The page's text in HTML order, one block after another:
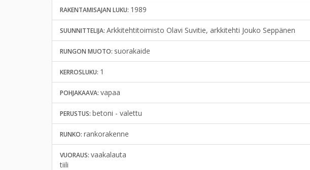
RAKENTAMISAJAN LUKU: 1989
SUUNNITTELIJA: Arkkitehtitoimisto Olavi Suvitie, arkkitehti Jouko Seppänen
RUNGON MUOTO: suorakaide
KERROSLUKU: 1
POHJAKAAVA: vapaa
PERUSTUS: betoni - valettu
RUNKO: rankorakenne
VUORAUS: vaakalauta
tiili